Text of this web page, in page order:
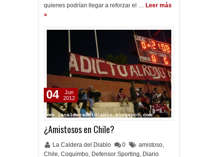
quienes podrían llegar a reforzar el … Leer más
»
¿Amistosos en Chile?
La Caldera del Diablo 0 amistoso,
Chile, Coquimbo, Defensor Sporting, Diario
04
Jun
2012